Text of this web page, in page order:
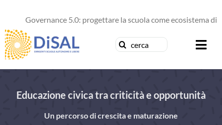
contenuto
Governance 5.0: progettare la scuola come ecosistema di
Cerca
Educazione civica tra criticità e opportunità
Un percorso di crescita e maturazione